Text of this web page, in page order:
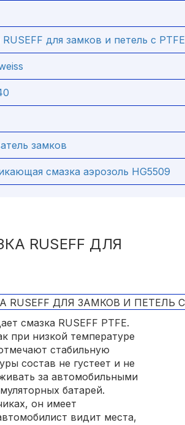
для замков и петель с PTFE
замков
смазка аэрозоль HG5509
RUSEFF ДЛЯ
смазка RUSEFF PTFE.
при низкой температуре
стабильную
состав не густеет и не
за автомобильными
батарей.
он имеет
видит места,